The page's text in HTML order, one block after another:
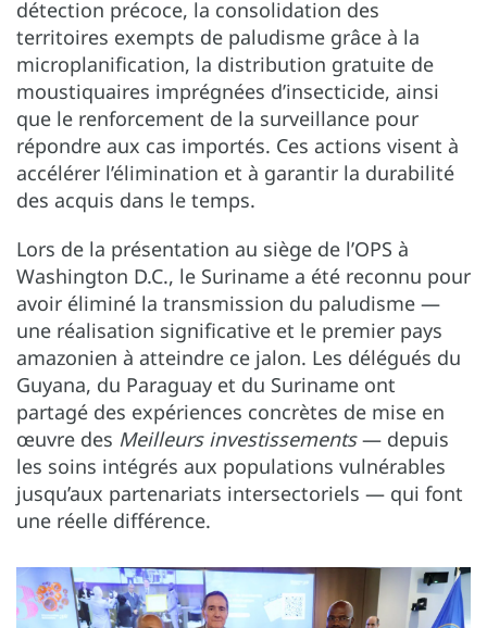
détection précoce, la consolidation des
territoires exempts de paludisme grâce à la
microplanification, la distribution gratuite de
moustiquaires imprégnées d’insecticide, ainsi
que le renforcement de la surveillance pour
répondre aux cas importés. Ces actions visent à
accélérer l’élimination et à garantir la durabilité
des acquis dans le temps.
Lors de la présentation au siège de l’OPS à
Washington D.C., le Suriname a été reconnu pour
avoir éliminé la transmission du paludisme —
une réalisation significative et le premier pays
amazonien à atteindre ce jalon. Les délégués du
Guyana, du Paraguay et du Suriname ont
partagé des expériences concrètes de mise en
œuvre des Meilleurs investissements— depuis
les soins intégrés aux populations vulnérables
jusqu’aux partenariats intersectoriels — qui font
une réelle différence.